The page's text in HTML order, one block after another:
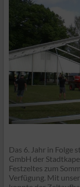
Das 6. Jahr in Folge
GmbH der
Festzeltes zum
Verfügung. Mit